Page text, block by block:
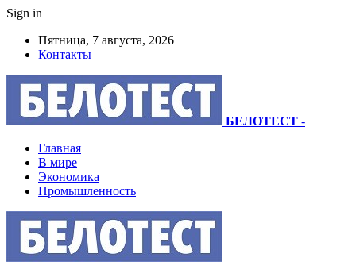
Sign in
Пятница, 7 августа, 2026
Контакты
БЕЛОТЕСТ -
Главная
В мире
Экономика
Промышленность